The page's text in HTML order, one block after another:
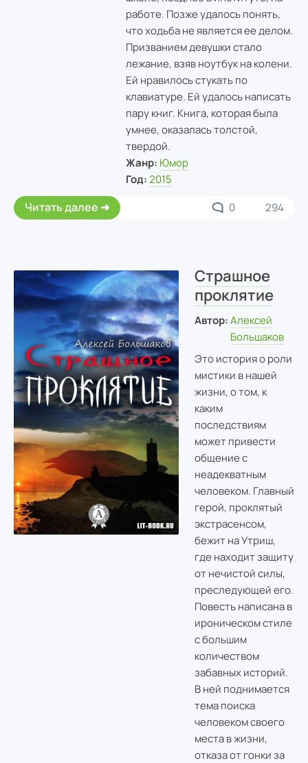
работе. Позже удалось понять,
что ходьба не является ее делом.
Призванием девушки стало
лежание, взяв ноутбук на колени.
Ей нравилось стукать по
клавиатуре. Ей удалось написать
пару книг. Книга, которая была
умнее, оказалась толстой,
твердой.
Жанр: Юмор
Год: 2015
Читать далее 0 294
Страшное
проклятие
Автор: Алексей
Большаков
Это история о роли
мистики в нашей
жизни, о том, к
каким
последствиям
может привести
общение с
неадекватным
человеком. Главный
герой, проклятый
экстрасенсом,
бежит на Утриш,
где находит защиту
от нечистой силы,
преследующей его.
Повесть написана в
ироническом стиле
с большим
количеством
забавных историй.
В ней поднимается
тема поиска
человеком своего
места в жизни,
отказа от гонки за